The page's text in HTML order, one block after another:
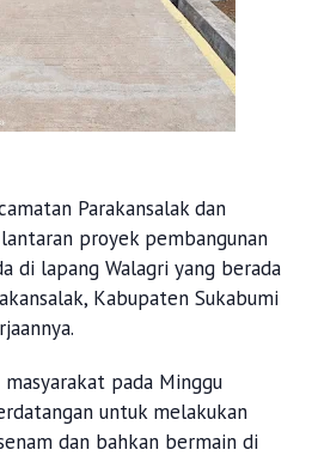
Parakansalak dan
proyek pembangunan
di lapang Walagri yang berada
Kabupaten Sukabumi
pada Minggu
untuk melakukan
dan bahkan bermain di